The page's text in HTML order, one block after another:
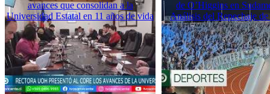
avances que consolidan a la
Universidad Estatal en 11 años de vida
de O’Higgins en
Análisis del Repechaje de